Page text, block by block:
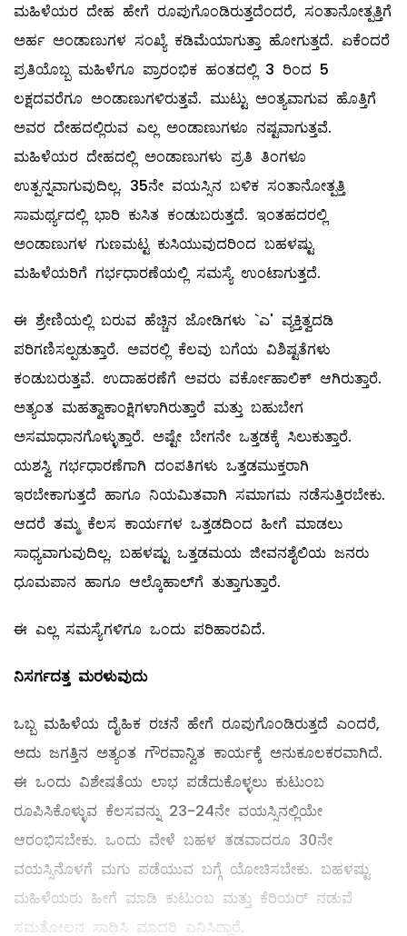
ಮಹಿಳೆಯರ ದೇಹ ಹೇಗೆ ರೂಪುಗೊಂಡಿರುತ್ತದೆಂದರೆ, ಸಂತಾನೋತ್ಪತ್ತಿಗೆ
ಅರ್ಹ ಅಂಡಾಣುಗಳ ಸಂಖ್ಯೆ ಕಡಿಮೆಯಾಗುತ್ತಾ ಹೋಗುತ್ತದೆ. ಏಕೆಂದರೆ
ಪ್ರತಿಯೊಬ್ಬ ಮಹಿಳೆಗೂ ಪ್ರಾರಂಭಿಕ ಹಂತದಲ್ಲಿ 3 ರಿಂದ 5
ಲಕ್ಷದವರೆಗೂ ಅಂಡಾಣುಗಳಿರುತ್ತವೆ. ಮುಟ್ಟು ಅಂತ್ಯವಾಗುವ ಹೊತ್ತಿಗೆ
ಅವರ ದೇಹದಲ್ಲಿರುವ ಎಲ್ಲ ಅಂಡಾಣುಗಳೂ ನಷ್ಟವಾಗುತ್ತವೆ.
ಮಹಿಳೆಯರ ದೇಹದಲ್ಲಿ ಅಂಡಾಣುಗಳು ಪ್ರತಿ ತಿಂಗಳೂ
ಉತ್ಪನ್ನವಾಗುವುದಿಲ್ಲ. 35ನೇ ವಯಸ್ಸಿನ ಬಳಿಕ ಸಂತಾನೋತ್ಪತ್ತಿ
ಸಾಮರ್ಥ್ಯದಲ್ಲಿ ಭಾರಿ ಕುಸಿತ ಕಂಡುಬರುತ್ತದೆ. ಇಂತಹದರಲ್ಲಿ
ಅಂಡಾಣುಗಳ ಗುಣಮಟ್ಟ ಕುಸಿಯುವುದರಿಂದ ಬಹಳಷ್ಟು
ಮಹಿಳೆಯರಿಗೆ ಗರ್ಭಧಾರಣೆಯಲ್ಲಿ ಸಮಸ್ಯೆ ಉಂಟಾಗುತ್ತದೆ.
ಈ ಶ್ರೇಣಿಯಲ್ಲಿ ಬರುವ ಹೆಚ್ಚಿನ ಜೋಡಿಗಳು `ಎ' ವ್ಯಕ್ತಿತ್ವದಡಿ
ಪರಿಗಣಿಸಲ್ಪಡುತ್ತಾರೆ. ಅವರಲ್ಲಿ ಕೆಲವು ಬಗೆಯ ವಿಶಿಷ್ಟತೆಗಳು
ಕಂಡುಬರುತ್ತವೆ. ಉದಾಹರಣೆಗೆ ಅವರು ವರ್ಕೋಹಾಲಿಕ್‌ ಆಗಿರುತ್ತಾರೆ.
ಅತ್ಯಂತ ಮಹತ್ವಾಕಾಂಕ್ಷಿಗಳಾಗಿರುತ್ತಾರೆ ಮತ್ತು ಬಹುಬೇಗ
ಅಸಮಾಧಾನಗೊಳ್ಳುತ್ತಾರೆ. ಅಷ್ಟೇ ಬೇಗನೇ ಒತ್ತಡಕ್ಕೆ ಸಿಲುಕುತ್ತಾರೆ.
ಯಶಸ್ವಿ ಗರ್ಭಧಾರಣೆಗಾಗಿ ದಂಪತಿಗಳು ಒತ್ತಡಮುಕ್ತರಾಗಿ
ಇರಬೇಕಾಗುತ್ತದೆ ಹಾಗೂ ನಿಯಮಿತವಾಗಿ ಸಮಾಗಮ ನಡೆಸುತ್ತಿರಬೇಕು.
ಆದರೆ ತಮ್ಮ ಕೆಲಸ ಕಾರ್ಯಗಳ ಒತ್ತಡದಿಂದ ಹೀಗೆ ಮಾಡಲು
ಸಾಧ್ಯವಾಗುವುದಿಲ್ಲ. ಬಹಳಷ್ಟು ಒತ್ತಡಮಯ ಜೀವನಶೈಲಿಯ ಜನರು
ಧೂಮಪಾನ ಹಾಗೂ ಆಲ್ಕೊಹಾಲ್‌ಗೆ ತುತ್ತಾಗುತ್ತಾರೆ.
ಈ ಎಲ್ಲ ಸಮಸ್ಯೆಗಳಿಗೂ ಒಂದು ಪರಿಹಾರವಿದೆ.
ನಿಸರ್ಗದತ್ತ ಮರಳುವುದು
ಒಬ್ಬ ಮಹಿಳೆಯ ದೈಹಿಕ ರಚನೆ ಹೇಗೆ ರೂಪುಗೊಂಡಿರುತ್ತದೆ ಎಂದರೆ,
ಅದು ಜಗತ್ತಿನ ಅತ್ಯಂತ ಗೌರವಾನ್ವಿತ ಕಾರ್ಯಕ್ಕೆ ಅನುಕೂಲಕರವಾಗಿದೆ.
ಈ ಒಂದು ವಿಶೇಷತೆಯ ಲಾಭ ಪಡೆದುಕೊಳ್ಳಲು ಕುಟುಂಬ
ರೂಪಿಸಿಕೊಳ್ಳುವ ಕೆಲಸವನ್ನು 23-24ನೇ ವಯಸ್ಸಿನಲ್ಲಿಯೇ
ಆರಂಭಿಸಬೇಕು. ಒಂದು ವೇಳೆ ಬಹಳ ತಡವಾದರೂ 30ನೇ
ವಯಸ್ಸಿನೊಳಗೆ ಮಗು ಪಡೆಯುವ ಬಗ್ಗೆ ಯೋಚಿಸಬೇಕು. ಬಹಳಷ್ಟು
ಮಹಿಳೆಯರು ಹೀಗೆ ಮಾಡಿ ಕುಟುಂಬ ಮತ್ತು ಕೆರಿಯರ್‌ ನಡುವೆ
ಸಮತೋಲನ ಸಾಧಿಸಿ ಮಾದರಿ ಎನಿಸಿದ್ದಾರೆ.